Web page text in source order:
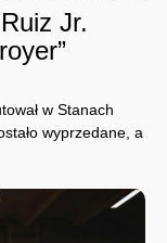
Jr.
w Stanach
wyprzedane, a